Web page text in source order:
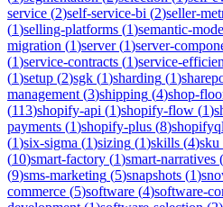
service (2)self-service-bi (2)seller-
(1)selling-platforms (1)semantic-
migration (1)server(1)server-
(1)service-contracts (1)service-
(1)setup (2)sgk (1)sharding (1)
management (3)shipping (4)shop-
(113)shopify-api (1)shopify-flow (1)
payments (1)shopify-plus (8)shopifyql
(1)six-sigma (1)sizing (1)skills (4)sku
(10)smart-factory (1)smart-narratives (
(9)sms-marketing (5)snapshots (1)
commerce (5)software (4)software-